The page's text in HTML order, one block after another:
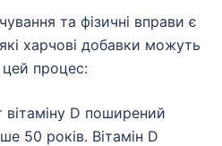
та фізичні вправи є
харчові добавки можуть
процес:
вітаміну D поширений
50 років. Вітамін D